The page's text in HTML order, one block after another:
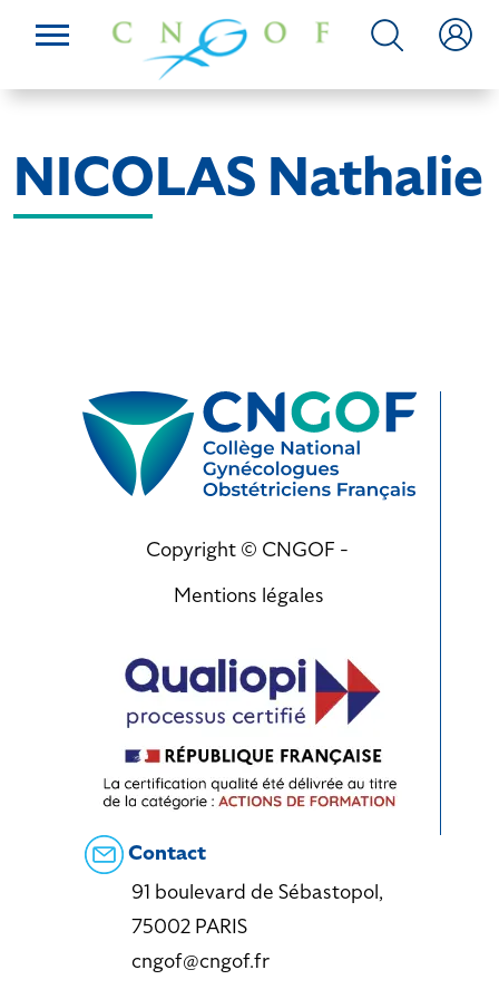
NICOLAS Nathalie
Copyright © CNGOF -
Mentions légales
Contact
91 boulevard de Sébastopol,
75002 PARIS
cngof@cngof.fr